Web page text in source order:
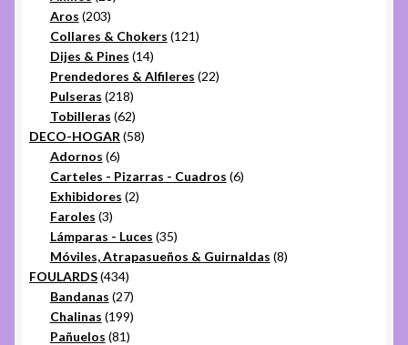
Aros 203203
productos
Collares & Chokers 121121
Dijes & Pines 1414
productos
Prendedores & Alfileres 2222
Pulseras 218218
productos
Tobilleras 6262
productos
DECO-HOGAR 5858
Adornos 66
productos
Carteles - Pizarras - Cuadros 66
Exhibidores 22
Faroles 33
productos
Lámparas - Luces 3535
productos
Móviles, Atrapasueños & Guirnaldas 88
FOULARDS 434434
productos
Bandanas 2727
productos
Chalinas 199199
productos
Pañuelos 8181